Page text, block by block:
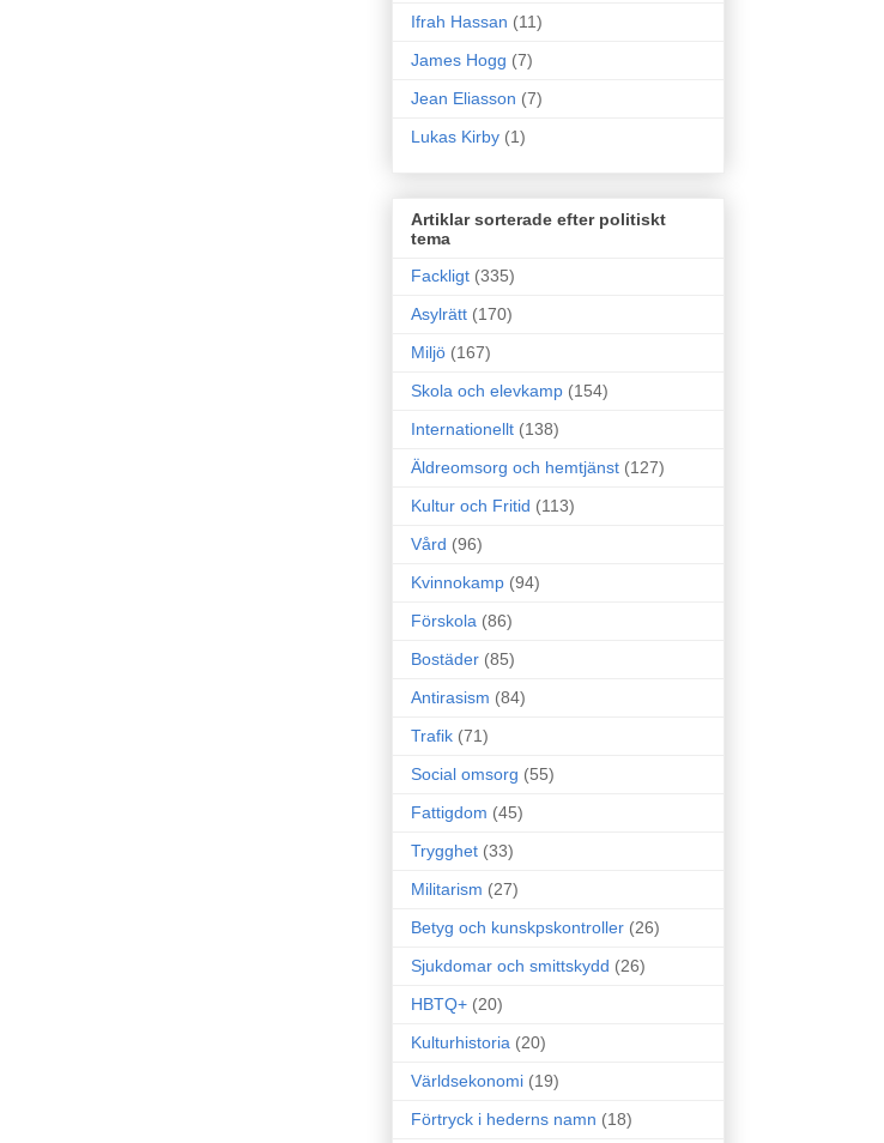
Ifrah Hassan (11)
James Hogg (7)
Jean Eliasson (7)
Lukas Kirby (1)
Artiklar sorterade efter politiskt
tema
Fackligt (335)
Asylrätt (170)
Miljö (167)
Skola och elevkamp (154)
Internationellt (138)
Äldreomsorg och hemtjänst (127)
Kultur och Fritid (113)
Vård (96)
Kvinnokamp (94)
Förskola (86)
Bostäder (85)
Antirasism (84)
Trafik (71)
Social omsorg (55)
Fattigdom (45)
Trygghet (33)
Militarism (27)
Betyg och kunskpskontroller (26)
Sjukdomar och smittskydd (26)
HBTQ+ (20)
Kulturhistoria (20)
Världsekonomi (19)
Förtryck i hederns namn (18)